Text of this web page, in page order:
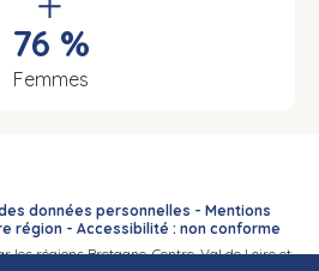
76 %
Femmes
données personnelles - Mentions
région- Accessibilité : non conforme
les régions Bretagne, Centre-Val de Loire et